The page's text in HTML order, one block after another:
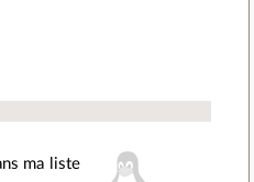
ma liste